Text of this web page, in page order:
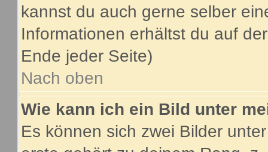
kannst du auch gerne selber
Informationen erhältst du auf
Ende jeder Seite)
Nach oben
Wie kann ich ein Bild unter
Es können sich zwei Bilder